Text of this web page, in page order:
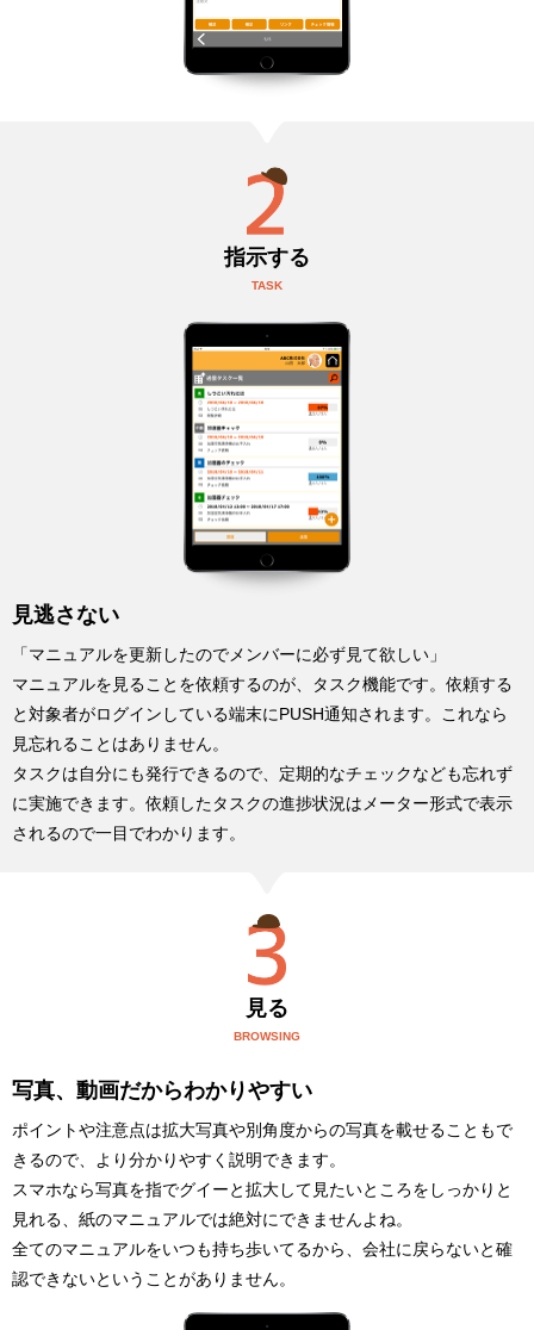
指示する
TASK
見逃さない
「マニュアルを更新したのでメンバーに必ず見て欲しい」
マニュアルを見ることを依頼するのが、タスク機能です。依頼する
と対象者がログインしている端末にPUSH通知されます。これなら
見忘れることはありません。
タスクは自分にも発行できるので、定期的なチェックなども忘れず
に実施できます。依頼したタスクの進捗状況はメーター形式で表示
されるので一目でわかります。
見る
BROWSING
写真、動画だからわかりやすい
ポイントや注意点は拡大写真や別角度からの写真を載せることもで
きるので、より分かりやすく説明できます。
スマホなら写真を指でグイーと拡大して見たいところをしっかりと
見れる、紙のマニュアルでは絶対にできませんよね。
全てのマニュアルをいつも持ち歩いてるから、会社に戻らないと確
認できないということがありません。